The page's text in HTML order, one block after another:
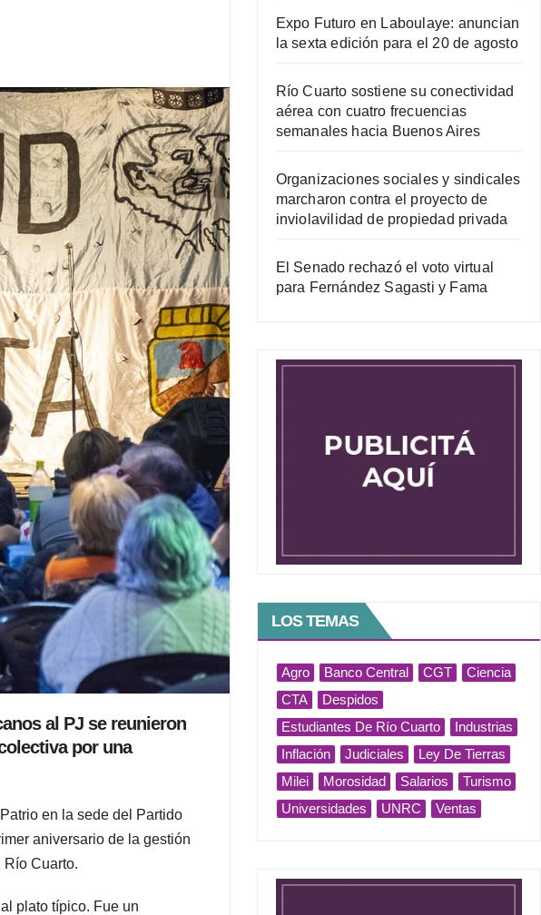
al PJ se reunieron
por una
en la sede del Partido
aniversario de la gestión
Cuarto.
plato típico. Fue un
Expo Futuro en Laboulaye: anuncian
la sexta edición para el 20 de agosto
Río Cuarto sostiene su conectividad
aérea con cuatro frecuencias
semanales hacia Buenos Aires
Organizaciones sociales y sindicales
marcharon contra el proyecto de
inviolavilidad de propiedad privada
El Senado rechazó el voto virtual
para Fernández Sagasti y Fama
LOS TEMAS
Agro Banco Central CGT
Ciencia
CTA
Despidos
Estudiantes De Río Cuarto
Industrias
Inflación
Judiciales
Ley De Tierras
Milei
Morosidad Salarios
Turismo
Universidades
UNRC Ventas